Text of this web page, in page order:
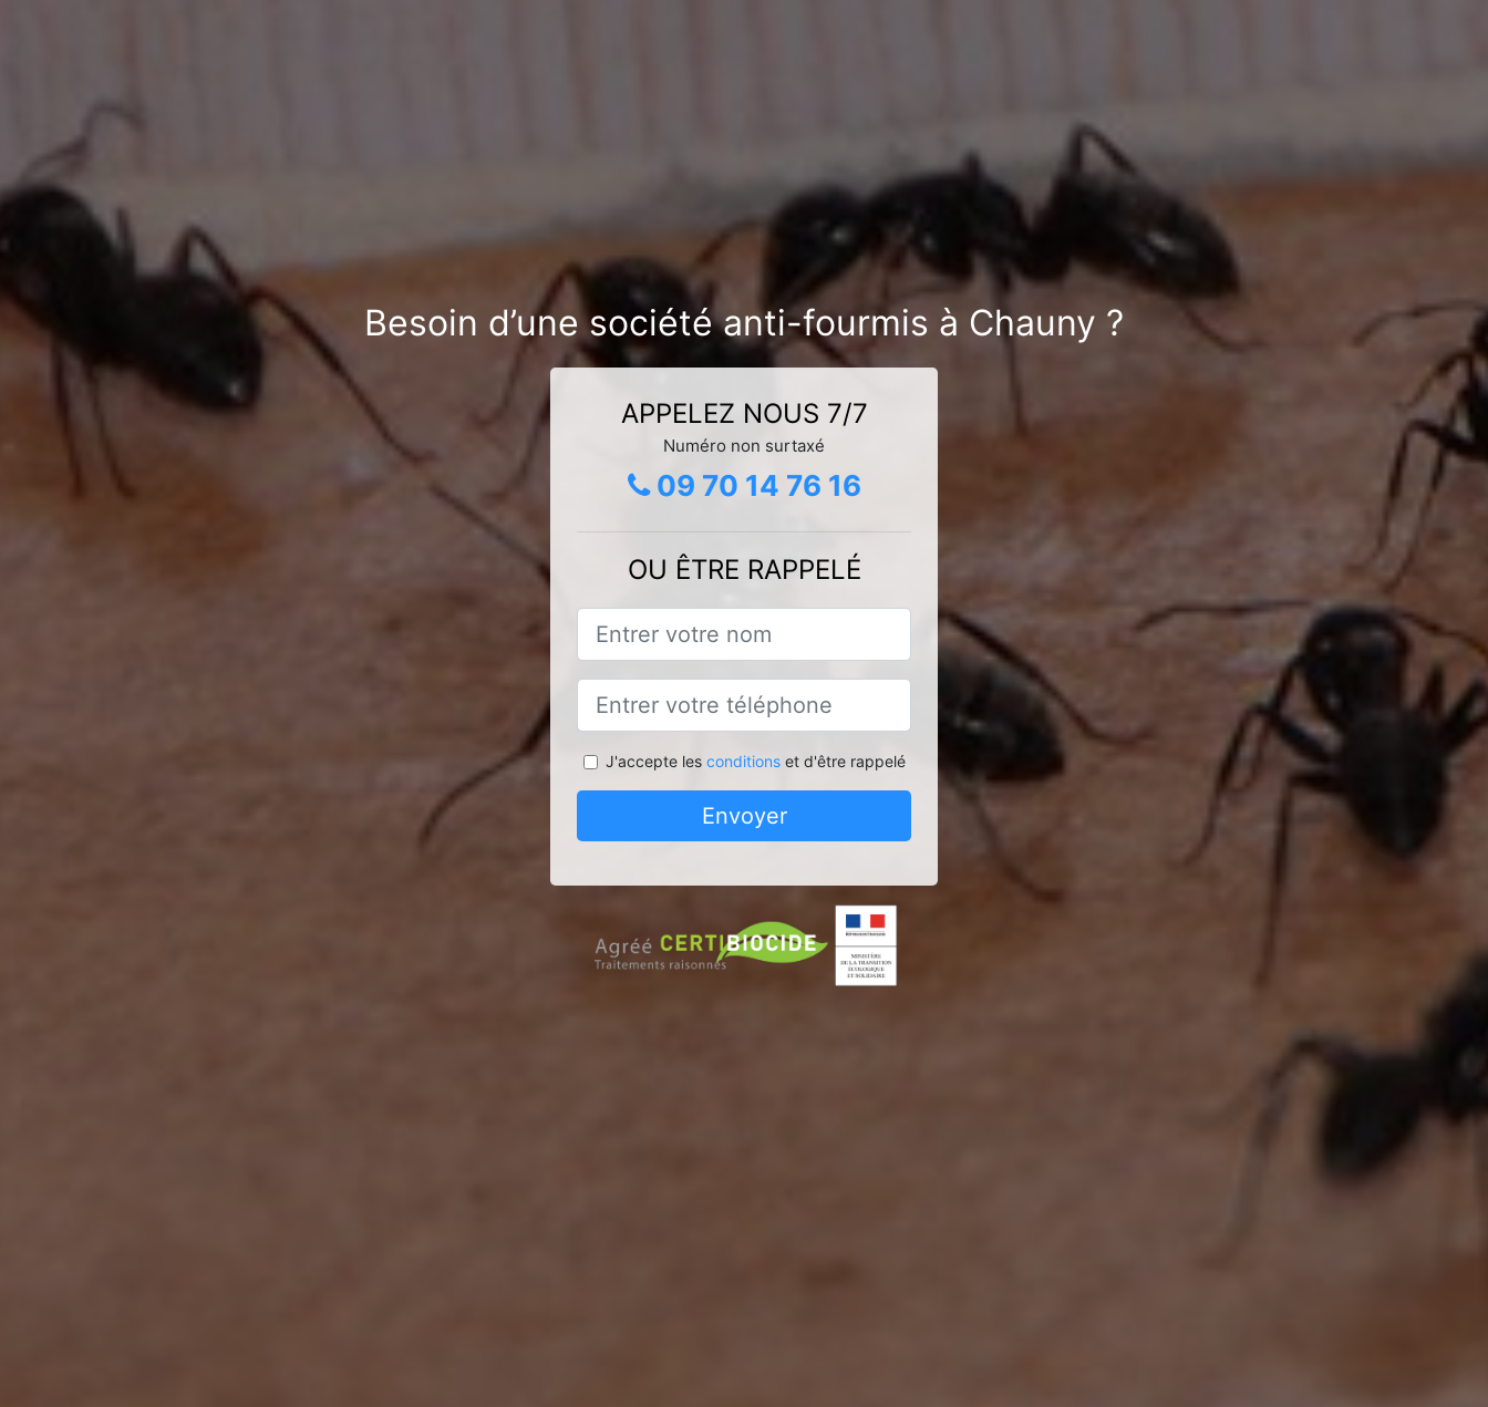
Besoin d’une société anti-fourmis à Chauny ?
APPELEZ NOUS 7/7
Numéro non surtaxé
09 70 14 76 16
OU ÊTRE RAPPELÉ
J'accepte les conditionset d'être rappelé
Envoyer